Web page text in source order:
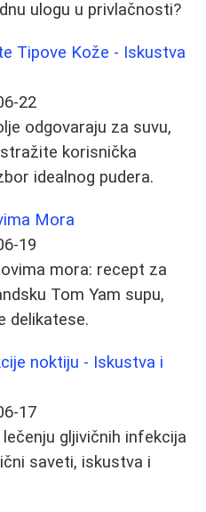
ulogu u privlačnosti?
Tipove Kože - Iskustva
22
odgovaraju za suvu,
korisnička
idealnog pudera.
Mora
19
mora: recept za
Tom Yam supu,
delikatese.
noktiju - Iskustva i
17
gljivičnih infekcija
saveti, iskustva i